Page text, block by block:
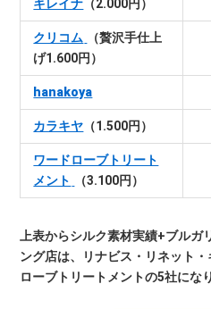
キレイナ （2.000円）
クリコム
（贅沢手仕上
げ1.600円）
hanakoya
カラキヤ （1.500円）
ワードローブトリート
メント
（3.100円）
上表からシルク素材実績+ブル
ング店は、リナビス・リネット
ローブトリートメントの5社にな